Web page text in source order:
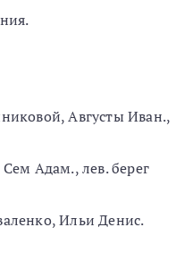
Августы Иван.,
Адам., лев. берег
Ильи Денис.